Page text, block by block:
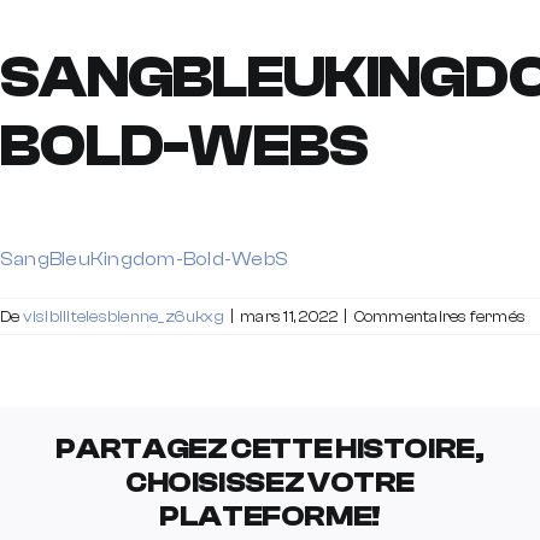
BOLD-WEBS
SangBleuKingdom-Bold-WebS
De visibilitelesbienne_z6ukxg mars 11, 2022 Commentaires fermés
PARTAGEZ CETTE HISTOIRE,
CHOISISSEZ VOTRE
PLATEFORME!